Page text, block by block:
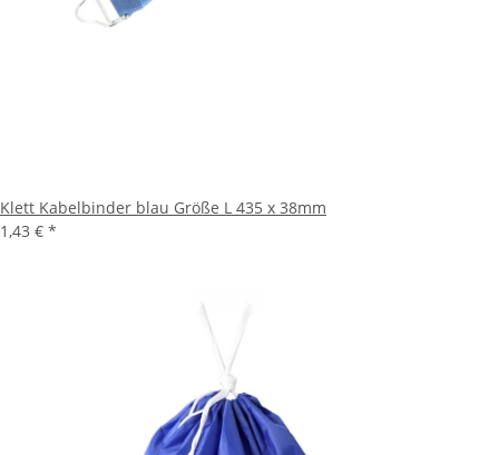
Klett Kabelbinder blau Größe L 435 x 38mm
1,43 € *